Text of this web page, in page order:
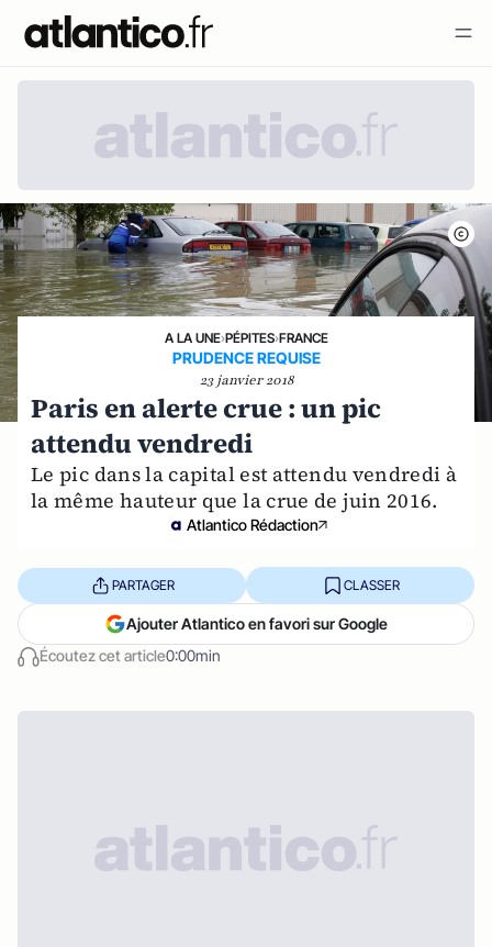
A LA UNE›PÉPITES›FRANCE
PRUDENCE REQUISE
23 janvier 2018
Paris en alerte crue : un pic
attendu vendredi
Le pic dans la capital est attendu vendredi à
la même hauteur que la crue de juin 2016.
Atlantico Rédaction
Écoutez cet article0:00min
PARTAGER CLASSER
Ajouter Atlantico en favori sur Google